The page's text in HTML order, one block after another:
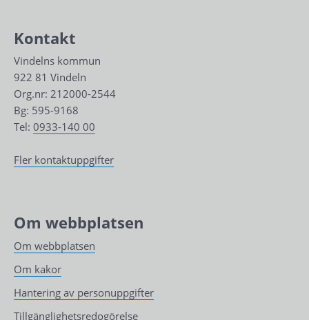
Kontakt
Vindelns kommun
922 81 Vindeln
Org.nr: 212000-2544
Bg: 595-9168
Tel: 0933-140 00
Fler kontaktuppgifter
Om webbplatsen
Om webbplatsen
Om kakor
Hantering av personuppgifter
Tillgänglighetsredogörelse